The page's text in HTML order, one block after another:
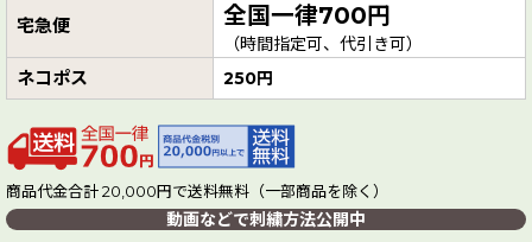
宅急便 全国一律700円
（時間指定可、代引き可）
ネコポス 250円
商品代金合計 20,000円で送料無料（一部商品を除く）
動画などで刺繍方法公開中